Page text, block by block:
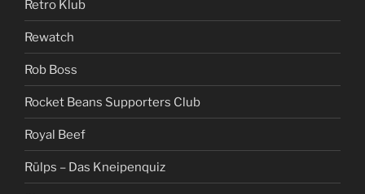
Retro Klub
Rewatch
Rob Boss
Rocket Beans Supporters Club
Royal Beef
Rülps – Das Kneipenquiz